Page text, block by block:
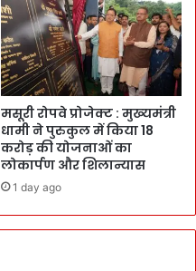
मसूरी रोपवे प्रोजेक्ट : मुख्‍यमंत्री
धामी ने पुरुकुल में किया 18
करोड़ की योजनाओं का
लोकार्पण और शिलान्यास
1 day ago